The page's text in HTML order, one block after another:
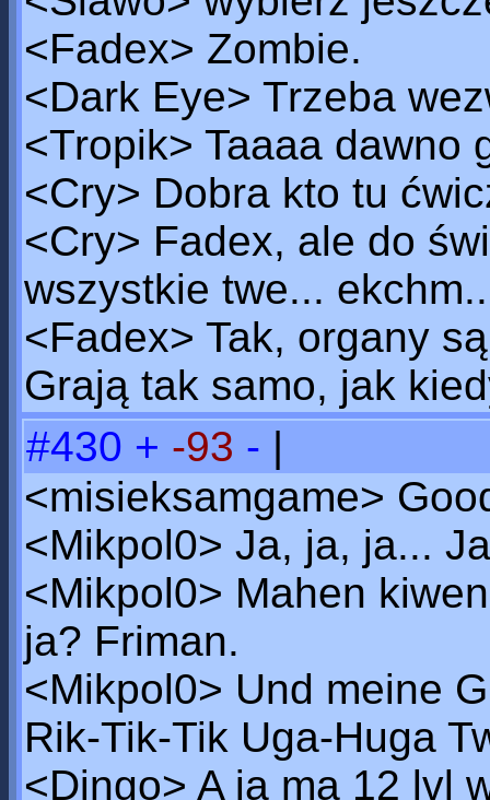
<Fadex> Zombie.
<Dark Eye> Trzeba
<Tropik> Taaaa dawno
<Cry> Dobra kto tu
<Cry> Fadex, ale do
wszystkie twe...
<Fadex> Tak, organy
Grają tak samo, jak
#430 + -93 - |
<misieksamgame>
<Mikpol0> Ja, ja, ja...
<Mikpol0> Mahen
ja? Friman.
<Mikpol0> Und meine
Rik-Tik-Tik Uga-Huga
<Dingo> A ja ma 12 lvl